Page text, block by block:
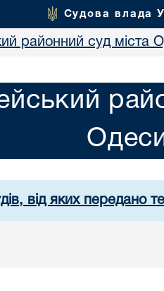
Судова влада
районний суд міста
від яких передано